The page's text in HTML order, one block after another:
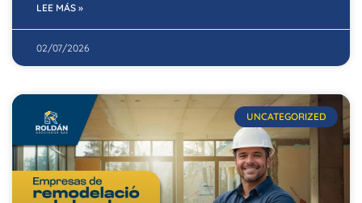
LEE MÁS »
02/07/2026
UNCATEGORIZED